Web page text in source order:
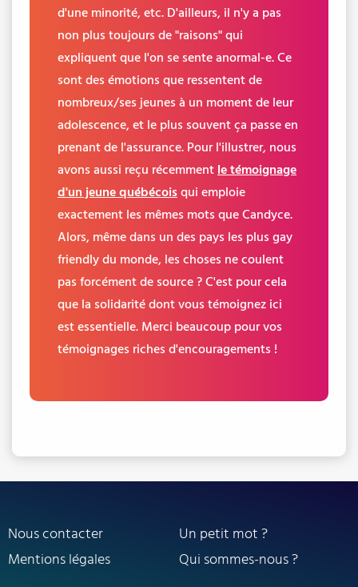
d'une minorité, etc. D'ailleurs, il n'y a pas
non plus toujours de "raisons" qui
expliquent que l'on se sente anormal-e. Ce
sont des émotions que ressentent de
nombreux/ses jeunes à un moment de leur
adolescence, et le plus souvent ça passe en
prenant de l'assurance. Pour l'illustrer, nous
avons aussi reçu récemment le témoignage
d'un jeune québécoisqui emploie
exactement les mêmes mots que Candyce.
Alors, même dans un des pays les plus gay
friendly du monde, les choses ne coulent
pas forcément de source ? C'est pour cela
que la solidarité dont vous témoignez ici
est essentielle. Merci beaucoup pour vos
témoignages riches d'encouragements !
Nous contacter
Un petit mot ?
Mentions légales
Qui sommes-nous ?